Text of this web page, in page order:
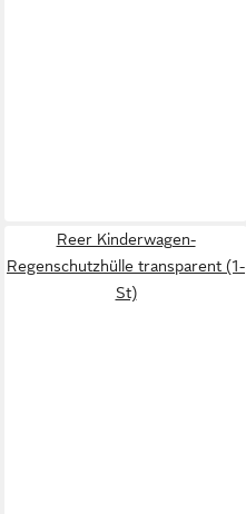
Reer Kinderwagen-
Regenschutzhülle transparent (1-
St)